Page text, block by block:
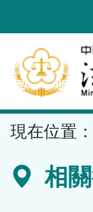
到
要
內
容
區
現在位置：
相